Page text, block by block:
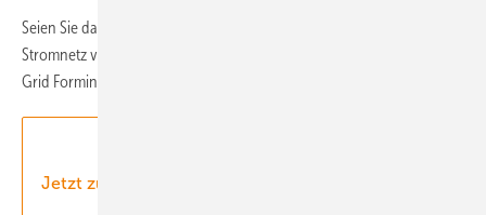
Seien Sie dabei, wenn wir die Technologie beleuchten, die unser
Stromnetz von morgen formen könnte – und diskutieren Sie mit, ob
Grid Forming schon in wenigen Jahren zur neuen Norm wird.
Jetzt zum Webinar anmelden! | 1.10.2025, 16:00 -